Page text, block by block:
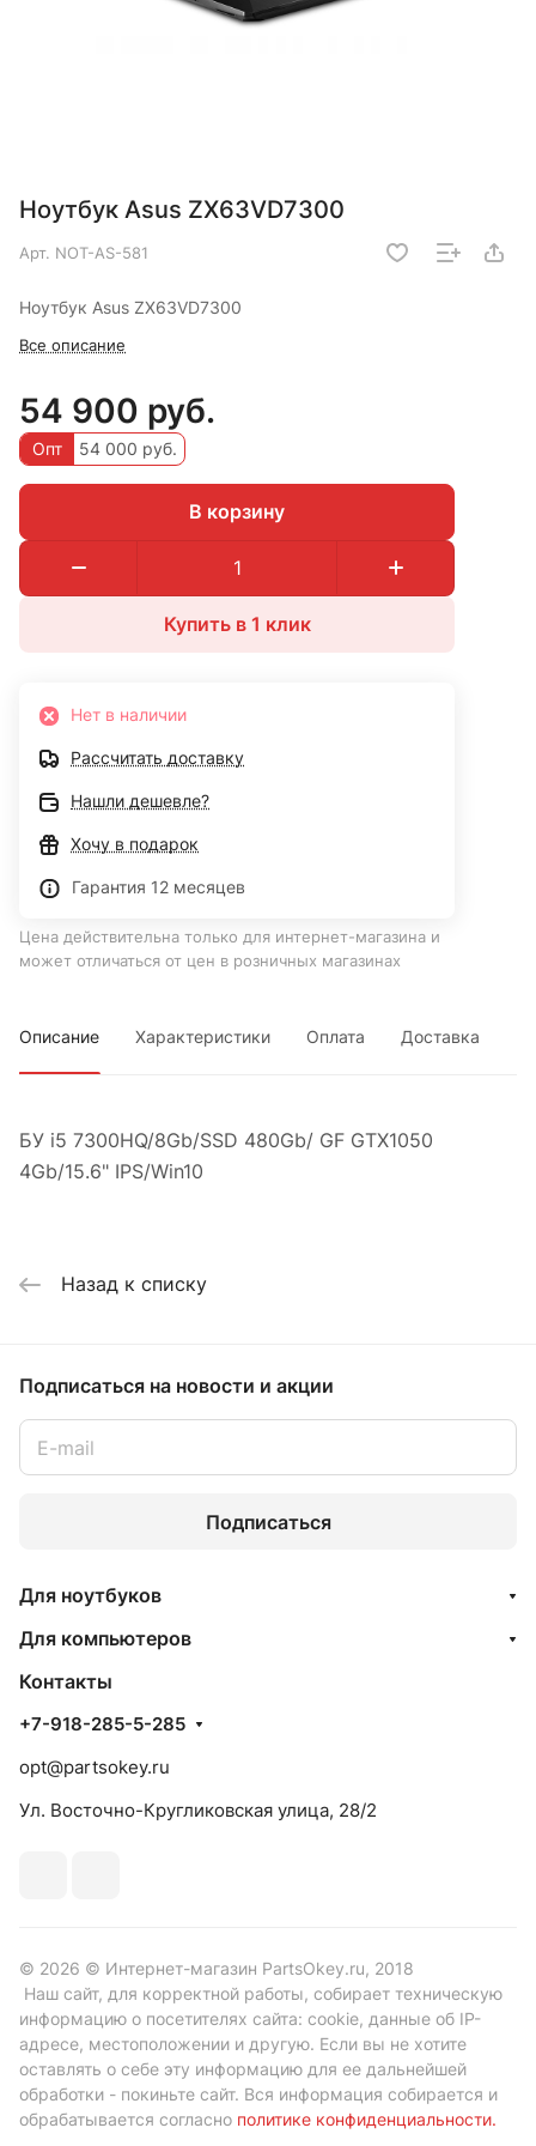
Ноутбук Asus ZX63VD7300
Арт. NOT-AS-581
Ноутбук Asus ZX63VD7300
Все описание
54 900 руб.
Опт 54 000 руб.
В корзину
Купить в 1 клик
Нет в наличии
Рассчитать доставку
Нашли дешевле?
Хочу в подарок
Гарантия 12 месяцев
Цена действительна только для интернет-магазина и
может отличаться от цен в розничных магазинах
Описание Характеристики Оплата Доставка
БУ i5 7300HQ/8Gb/SSD 480Gb/ GF GTX1050
4Gb/15.6" IPS/Win10
Назад к списку
Подписаться на новости и акции
Подписаться
Для ноутбуков
Для компьютеров
Контакты
+7-918-285-5-285
opt@partsokey.ru
Ул. Восточно-Кругликовская улица, 28/2
© 2026 © Интернет-магазин PartsOkey.ru, 2018
Наш сайт, для корректной работы, собирает техническую
информацию о посетителях сайта: cookie, данные об IP-
адресе, местоположении и другую. Если вы не хотите
оставлять о себе эту информацию для ее дальнейшей
обработки - покиньте сайт. Вся информация собирается и
обрабатывается согласно политике конфиденциальности.